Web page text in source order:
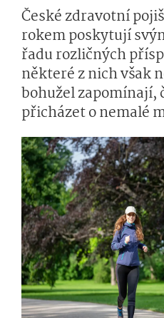
České zdravotní
rokem poskytují
řadu rozličných
některé z nich však
bohužel zapomínají,
přicházet o nemalé